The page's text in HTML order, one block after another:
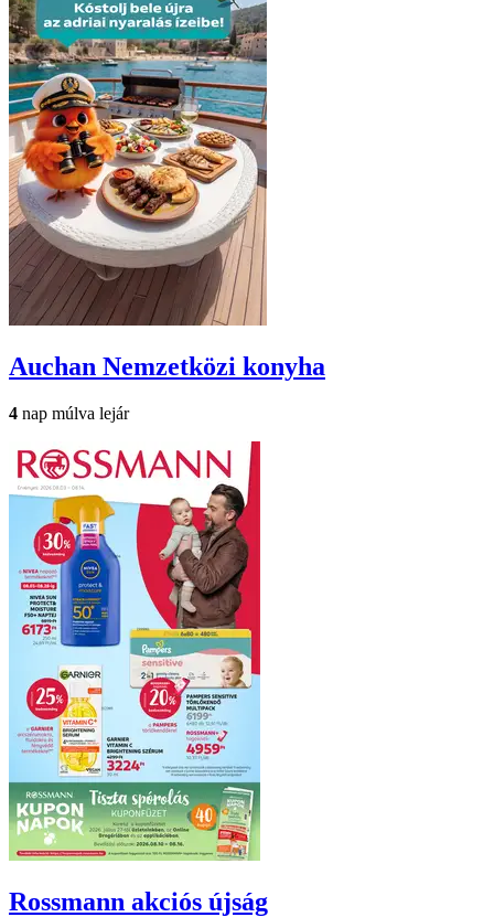
Auchan Nemzetközi konyha
4 nap múlva lejár
Rossmann akciós újság